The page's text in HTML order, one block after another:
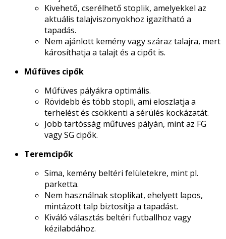
Kivehető, cserélhető stoplik, amelyekkel az
aktuális talajviszonyokhoz igazítható a
tapadás.
Nem ajánlott kemény vagy száraz talajra, mert
károsíthatja a talajt és a cipőt is.
Műfüves cipők
Műfüves pályákra optimális.
Rövidebb és több stopli, ami eloszlatja a
terhelést és csökkenti a sérülés kockázatát.
Jobb tartósság műfüves pályán, mint az FG
vagy SG cipők.
Teremcipők
Sima, kemény beltéri felületekre, mint pl.
parketta.
Nem használnak stoplikat, ehelyett lapos,
mintázott talp biztosítja a tapadást.
Kiváló választás beltéri futballhoz vagy
kézilabdához.